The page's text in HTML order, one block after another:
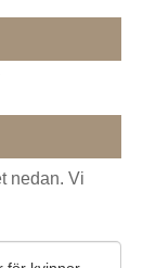
nedan. Vi